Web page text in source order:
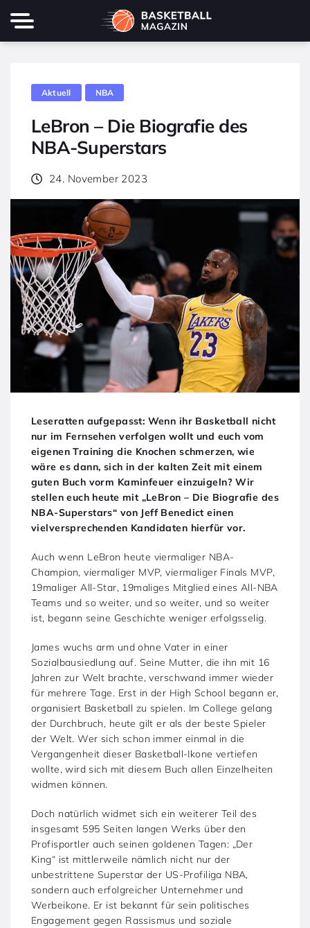
Aktuell NBA
LeBron – Die Biografie des
NBA-Superstars
24. November 2023
Leseratten aufgepasst: Wenn ihr Basketball nicht
nur im Fernsehen verfolgen wollt und euch vom
eigenen Training die Knochen schmerzen, wie
wäre es dann, sich in der kalten Zeit mit einem
guten Buch vorm Kaminfeuer einzuigeln? Wir
stellen euch heute mit „LeBron – Die Biografie des
NBA-Superstars“ von Jeff Benedict einen
vielversprechenden Kandidaten hierfür vor.
Auch wenn LeBron heute viermaliger NBA-
Champion, viermaliger MVP, viermaliger Finals MVP,
19maliger All-Star, 19maliges Mitglied eines All-NBA
Teams und so weiter, und so weiter, und so weiter
ist, begann seine Geschichte weniger erfolgsselig.
James wuchs arm und ohne Vater in einer
Sozialbausiedlung auf. Seine Mutter, die ihn mit 16
Jahren zur Welt brachte, verschwand immer wieder
für mehrere Tage. Erst in der High School begann er,
organisiert Basketball zu spielen. Im College gelang
der Durchbruch, heute gilt er als der beste Spieler
der Welt. Wer sich schon immer einmal in die
Vergangenheit dieser Basketball-Ikone vertiefen
wollte, wird sich mit diesem Buch allen Einzelheiten
widmen können.
Doch natürlich widmet sich ein weiterer Teil des
insgesamt 595 Seiten langen Werks über den
Profisportler auch seinen goldenen Tagen: „Der
King“ ist mittlerweile nämlich nicht nur der
unbestrittene Superstar der US-Profiliga NBA,
sondern auch erfolgreicher Unternehmer und
Werbeikone. Er ist bekannt für sein politisches
Engagement gegen Rassismus und soziale